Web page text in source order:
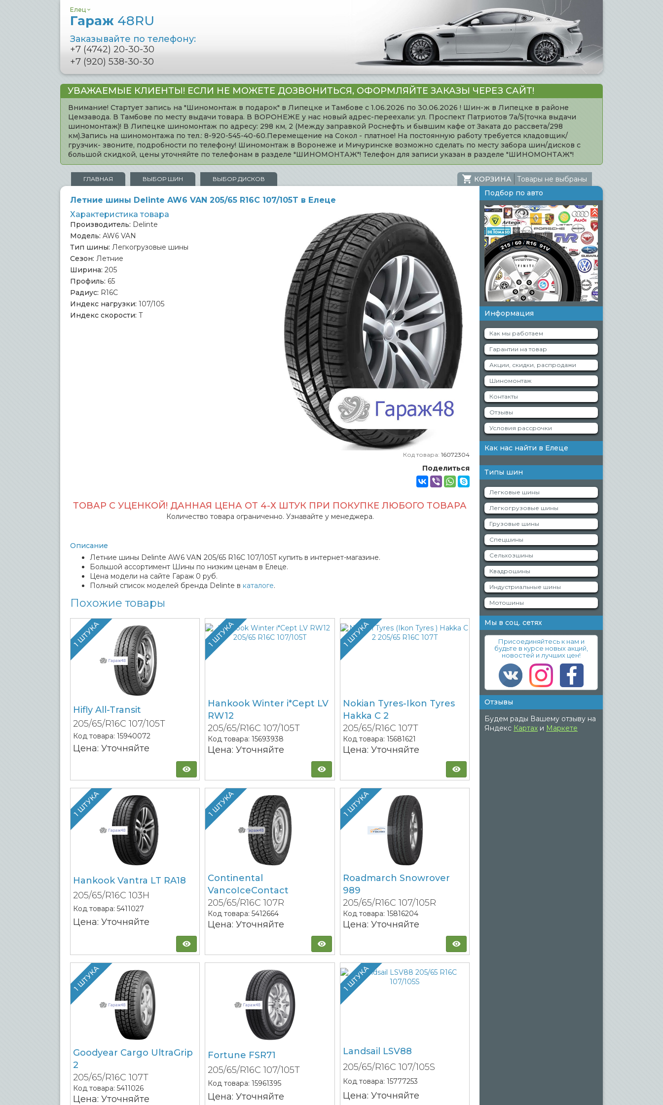
Елец
Гараж 48RU
Заказывайте по телефону:
+7 (4742) 20-30-30
+7 (920) 538-30-30
УВАЖАЕМЫЕ КЛИЕНТЫ! ЕСЛИ НЕ МОЖЕТЕ ДОЗВОНИТЬСЯ, ОФОРМЛЯЙТЕ ЗАКАЗЫ ЧЕРЕЗ САЙТ!
Внимание! Стартует запись на "Шиномонтаж в подарок" в Липецке и Тамбове с 1.06.2026 по 30.06.2026 ! Шин-ж в Липецке в районе
Цемзавода. В Тамбове по месту выдачи товара. В ВОРОНЕЖЕ у нас новый адрес-переехали: ул. Проспект Патриотов 7а/5(точка выдачи
шиномонтаж)! В Липецке шиномонтаж по адресу: 298 км, 2 (Между заправкой Роснефть и бывшим кафе от Заката до рассвета/298
км).Запись на шиномонтажа по тел.: 8-920-545-40-60.Перемещение на Сокол - платное! На постоянную работу требуется кладовщик/
грузчик- звоните, подробности по телефону! Шиномонтаж в Воронеже и Мичуринске возможно сделать по месту забора шин/дисков с
большой скидкой, цены уточняйте по телефонам в разделе "ШИНОМОНТАЖ"! Телефон для записи указан в разделе "ШИНОМОНТАЖ"!
ГЛАВНАЯ ВЫБОР ШИН ВЫБОР ДИСКОВ КОРЗИНА Товары не выбраны
Летние шины Delinte AW6 VAN 205/65 R16C 107/105T в Елеце
Характеристика товара
Производитель: Delinte
Модель: AW6 VAN
Тип шины: Легкогрузовые шины
Сезон: Летние
Ширина: 205
Профиль: 65
Радиус: R16C
Индекс нагрузки: 107/105
Индекс скорости: T
Код товара: 16072304
Поделиться
ТОВАР С УЦЕНКОЙ! ДАННАЯ ЦЕНА ОТ 4-Х ШТУК ПРИ ПОКУПКЕ ЛЮБОГО ТОВАРА
Количество товара ограниченно. Узнавайте у менеджера.
Описание
Летние шины Delinte AW6 VAN 205/65 R16C 107/105T купить в интернет-магазине.
Большой ассортимент Шины по низким ценам в Елеце.
Цена модели на сайте Гараж 0 руб.
Полный список моделей бренда Delinte в каталоге.
Похожие товары
1 ШТУКА
Hifly All-Transit
205/65/R16C 107/105T
Код товара: 15940072
Цена: Уточняйте
1 ШТУКА
Hankook Winter i*Cept LV
RW12
205/65/R16C 107/105T
Код товара:15693938
Цена: Уточняйте
1 ШТУКА
Nokian Tyres-Ikon Tyres
Hakka C 2
205/65/R16C 107T
Код товара: 15681621
Цена: Уточняйте
1 ШТУКА
Hankook Vantra LT RA18
205/65/R16C 103H
Код товара: 5411027
Цена: Уточняйте
1 ШТУКА
Continental
VancoIceContact
205/65/R16C 107R
Код товара:5412664
Цена: Уточняйте
1 ШТУКА
Roadmarch Snowrover
989
205/65/R16C 107/105R
Код товара: 15816204
Цена: Уточняйте
1 ШТУКА
Goodyear Cargo UltraGrip
2
205/65/R16C 107T
Код товара: 5411026
Цена: Уточняйте
Fortune FSR71
205/65/R16C 107/105T
Код товара:15961395
Цена: Уточняйте
1 ШТУКА
Landsail LSV88
205/65/R16C 107/105S
Код товара: 15777253
Цена: Уточняйте
Подбор по авто
Информация
Как мы работаем
Гарантии на товар
Акции, скидки, распродажи
Шиномонтаж
Контакты
Отзывы
Условия рассрочки
Как нас найти в Елеце
Типы шин
Легковые шины
Легкогрузовые шины
Грузовые шины
Спецшины
Сельхозшины
Квадрошины
Индустриальные шины
Мотошины
Мы в соц. сетях
Присоединяйтесь к нам и
будьте в курсе новых акций,
новостей и лучших цен!
Отзывы
Будем рады Вашему отзыву на
Яндекс Картах и Маркете